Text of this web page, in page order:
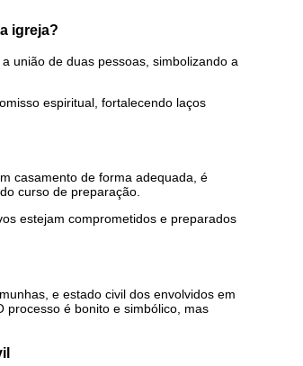
igreja?
união de duas pessoas, simbolizando a
espiritual, fortalecendo laços
casamento de forma adequada, é
curso de preparação.
estejam comprometidos e preparados
e estado civil dos envolvidos em
processo é bonito e simbólico, mas